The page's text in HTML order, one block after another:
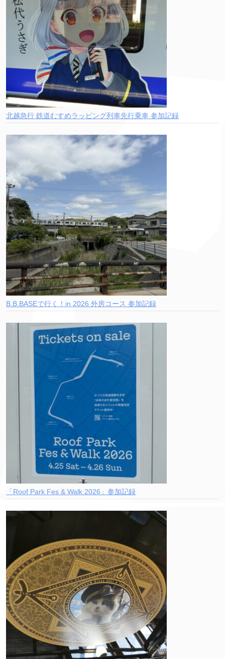
北越急行 鉄道むすめラッピング列車先行乗車 参加記録
B.B.BASEで行く！in 2026 外房コース 参加記録
「Roof Park Fes & Walk 2026」参加記録